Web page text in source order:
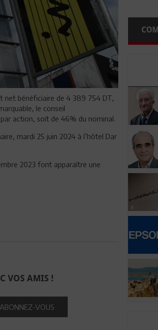
net bénéficiaire de 4 389 754 DT,
le conseil
action, soit de 46% du nominal.
mardi 25 juin 2024 à l’hôtel Dar
2023 font apparaître une
VOS AMIS !
ABONNEZ-VOUS